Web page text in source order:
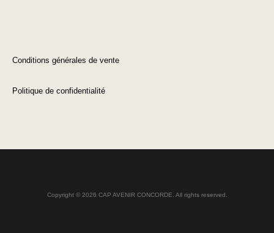
Conditions générales de vente
Politique de confidentialité
Copyright © 2026 CAP AVENIR CONCORDE. All rights reserved.